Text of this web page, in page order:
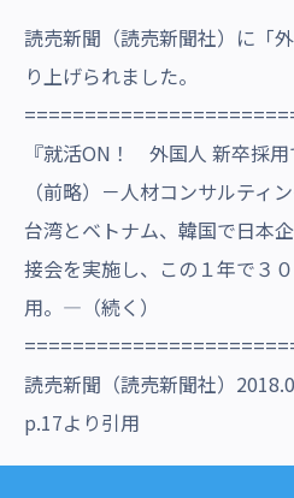
読売新聞（読売新聞社）に「
り上げられました。
『就活ON！ 外国人 新卒採用
（前略）－⼈材コンサルティ
台湾とベトナム、韓国で⽇本
接会を実施し、この１年で３
⽤。―（続く）
読売新聞（読売新聞社）
p.17より引用